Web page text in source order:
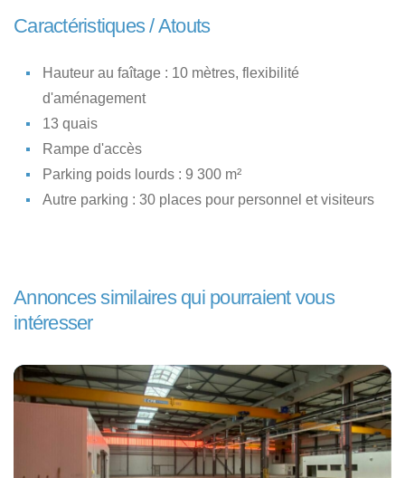
Caractéristiques / Atouts
Hauteur au faîtage : 10 mètres, flexibilité
d'aménagement
13 quais
Rampe d'accès
Parking poids lourds : 9 300 m²
Autre parking : 30 places pour personnel et visiteurs
Annonces similaires qui pourraient vous
intéresser